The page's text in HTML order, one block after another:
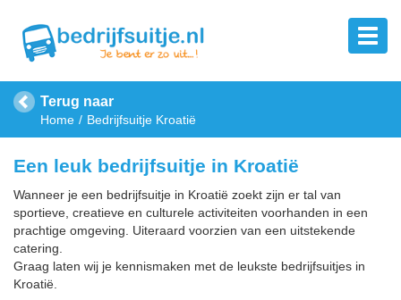
Terug naar
Home Bedrijfsuitje Kroatië
Een leuk bedrijfsuitje in Kroatië
Wanneer je een bedrijfsuitje in Kroatië zoekt zijn er tal van
sportieve, creatieve en culturele activiteiten voorhanden in een
prachtige omgeving. Uiteraard voorzien van een uitstekende
catering.
Graag laten wij je kennismaken met de leukste bedrijfsuitjes in
Kroatië.